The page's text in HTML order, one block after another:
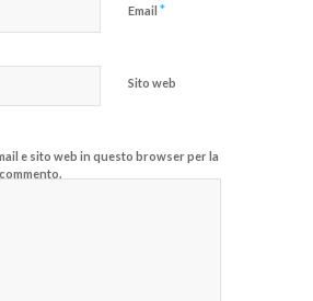
Email *
Sito web
e sito web in questo browser per la